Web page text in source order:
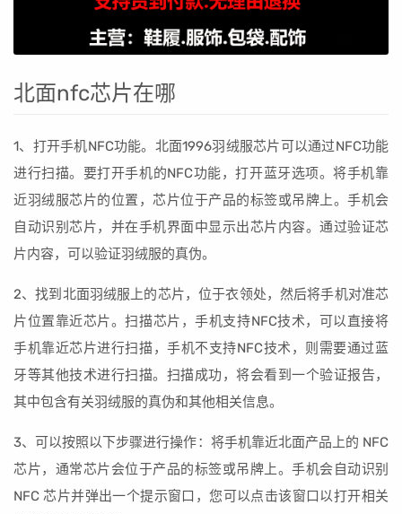
北面nfc芯片在哪
1、打开手机NFC功能。北面1996羽绒服芯片可以通过NFC功能
进行扫描。要打开手机的NFC功能，打开蓝牙选项。将手机靠
近羽绒服芯片的位置，芯片位于产品的标签或吊牌上。手机会
自动识别芯片，并在手机界面中显示出芯片内容。通过验证芯
片内容，可以验证羽绒服的真伪。
2、找到北面羽绒服上的芯片，位于衣领处，然后将手机对准芯
片位置靠近芯片。扫描芯片，手机支持NFC技术，可以直接将
手机靠近芯片进行扫描，手机不支持NFC技术，则需要通过蓝
牙等其他技术进行扫描。扫描成功，将会看到一个验证报告，
其中包含有关羽绒服的真伪和其他相关信息。
3、可以按照以下步骤进行操作：将手机靠近北面产品上的 NFC
芯片，通常芯片会位于产品的标签或吊牌上。手机会自动识别
NFC 芯片并弹出一个提示窗口，您可以点击该窗口以打开相关